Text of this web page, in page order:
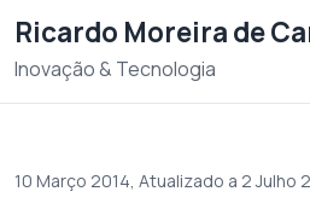
Ricardo Moreira de
Inovação & Tecnologia
10 Março 2014, Atualizado a 2 Julho